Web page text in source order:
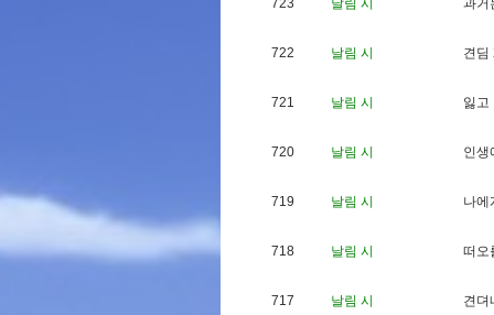
723 날림 시 과거
722 날림 시 견 딤
721 날림 시 잃고
720 날림 시 인생
719 날림 시 나에
718 날림 시 떠 오
717 날림 시 견 뎌